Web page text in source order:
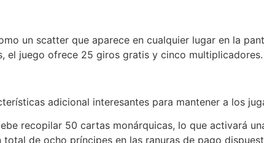
un scatter que aparece en cualquier lugar en la
el juego ofrece 25 giros gratis y cinco multiplicadores.
adicional interesantes para mantener a los
recopilar 50 cartas monárquicas, lo que activará
total de ocho príncipes en las ranuras de pago